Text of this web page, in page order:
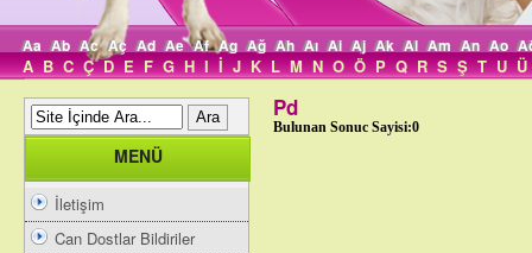
Aa Ab Ac Aç Ad Ae Af Ag Ağ Ah Aı Ai Aj Ak Al Am An Ao
A B C Ç D E F G H I İ J K L M N O Ö P Q R S Ş T U Ü
MENÜ
İletişim
Can Dostlar Bildiriler
Pd
Bulunan Sonuc Sayisi:0